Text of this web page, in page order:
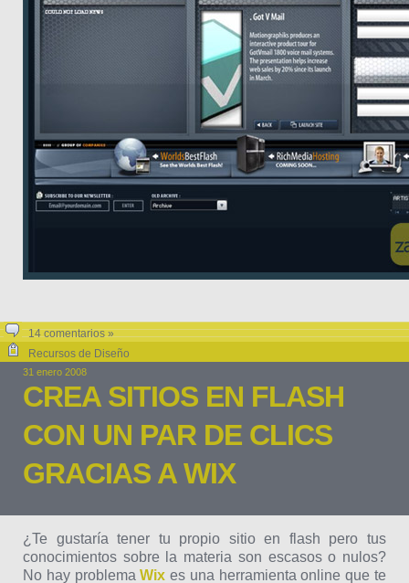
14 comentarios »
Recursos de Diseño
31 enero 2008
CREA SITIOS EN FLASH
CON UN PAR DE CLICS
GRACIAS A WIX
¿Te gustaría tener tu propio sitio en flash pero tus
conocimientos sobre la materia son escasos o nulos?
No hay problemaWix es una herramienta online que te